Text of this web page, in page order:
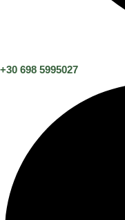
+30 698 5995027